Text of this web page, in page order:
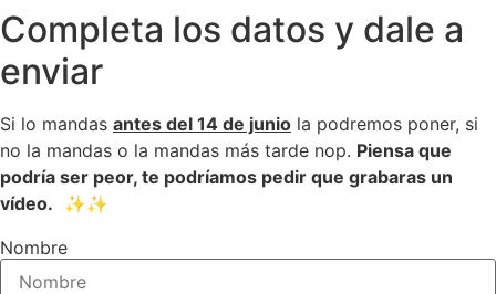
Completa los datos y dale a
enviar
Si lo mandas antes del 14 de junio la podremos poner, si
no la mandas o la mandas más tarde nop. Piensa que
podría ser peor, te podríamos pedir que grabaras un
vídeo. ✨✨
Nombre